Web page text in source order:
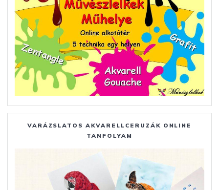
VARÁZSLATOS AKVARELLCERUZÁK ONLINE
TANFOLYAM